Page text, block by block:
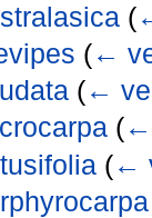
(
(←
(←
(←
(←